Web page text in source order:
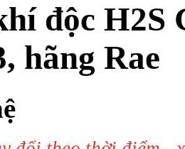
độc H2S
hãng Rae